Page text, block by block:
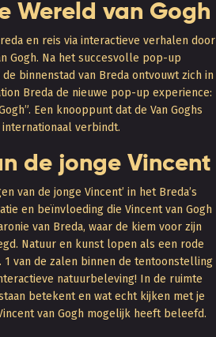
Wereld van Gogh
en reis via interactieve verhalen door
Gogh. Na het succesvolle pop-up
de binnenstad van Breda ontvouwt zich in
Breda de nieuwe pop-up experience:
Een knooppunt dat de Van Goghs
verbindt.
de jonge Vincent
van de jonge Vincent’ in het Breda’s
en beïnvloeding die Vincent van Gogh
van Breda, waar de kiem voor zijn
Natuur en kunst lopen als een rode
1 van de zalen binnen de tentoonstelling
natuurbeleving! In de ruimte
betekent en wat echt kijken met je
van Gogh mogelijk heeft beleefd.